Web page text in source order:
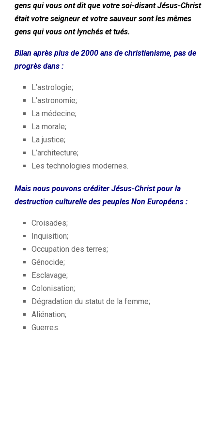
gens qui vous ont dit que votre soi-disant Jésus-Christ
était votre seigneur et votre sauveur sont les mêmes
gens qui vous ont lynchés et tués.
Bilan après plus de 2000 ans de christianisme, pas de
progrès dans :
L’astrologie;
L’astronomie;
La médecine;
La morale;
La justice;
L’architecture;
Les technologies modernes.
Mais nous pouvons créditer Jésus-Christ pour la
destruction culturelle des peuples Non Européens :
Croisades;
Inquisition;
Occupation des terres;
Génocide;
Esclavage;
Colonisation;
Dégradation du statut de la femme;
Aliénation;
Guerres.